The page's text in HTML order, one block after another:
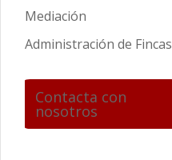
Mediación
Administración de Fincas
Contacta con
nosotros